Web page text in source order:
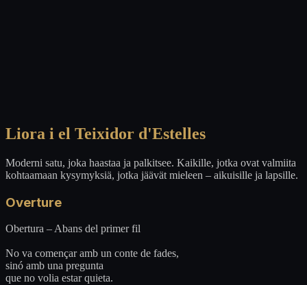
Liora i el Teixidor d'Estelles
Moderni satu, joka haastaa ja palkitsee. Kaikille, jotka ovat valmiita
kohtaamaan kysymyksiä, jotka jäävät mieleen – aikuisille ja lapsille.
Overture
Obertura – Abans del primer fil
No va començar amb un conte de fades,
sinó amb una pregunta
que no volia estar quieta.